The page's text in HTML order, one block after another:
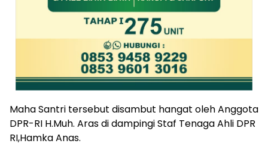
Maha Santri tersebut disambut hangat oleh Anggota
DPR-RI H.Muh. Aras di dampingi Staf Tenaga Ahli DPR
RI,Hamka Anas.